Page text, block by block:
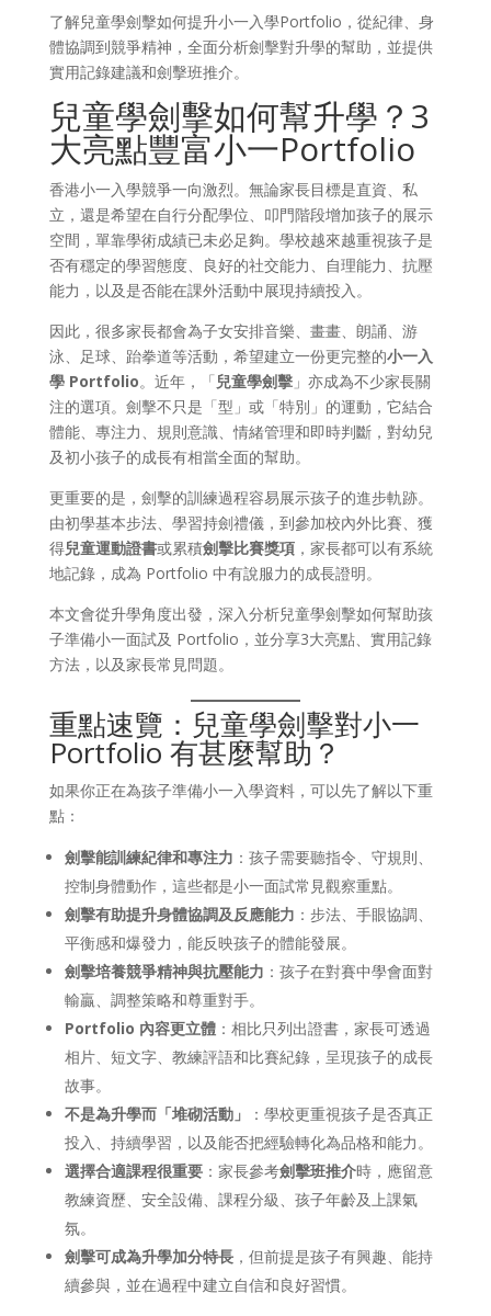
了解兒童學劍擊如何提升小一入學Portfolio，從紀律、身
體協調到競爭精神，全面分析劍擊對升學的幫助，並提供
實用記錄建議和劍擊班推介。
兒童學劍擊如何幫升學？3
大亮點豐富小一Portfolio
香港小一入學競爭一向激烈。無論家長目標是直資、私
立，還是希望在自行分配學位、叩門階段增加孩子的展示
空間，單靠學術成績已未必足夠。學校越來越重視孩子是
否有穩定的學習態度、良好的社交能力、自理能力、抗壓
能力，以及是否能在課外活動中展現持續投入。
因此，很多家長都會為子女安排音樂、畫畫、朗誦、游
泳、足球、跆拳道等活動，希望建立一份更完整的小一入
學 Portfolio。近年，「兒童學劍擊」亦成為不少家長關
注的選項。劍擊不只是「型」或「特別」的運動，它結合
體能、專注力、規則意識、情緒管理和即時判斷，對幼兒
及初小孩子的成長有相當全面的幫助。
更重要的是，劍擊的訓練過程容易展示孩子的進步軌跡。
由初學基本步法、學習持劍禮儀，到參加校內外比賽、獲
得兒童運動證書或累積劍擊比賽獎項，家長都可以有系統
地記錄，成為 Portfolio 中有說服力的成長證明。
本文會從升學角度出發，深入分析兒童學劍擊如何幫助孩
子準備小一面試及 Portfolio，並分享3大亮點、實用記錄
方法，以及家長常見問題。
重點速覽：兒童學劍擊對小一
Portfolio 有甚麼幫助？
如果你正在為孩子準備小一入學資料，可以先了解以下重
點：
劍擊能訓練紀律和專注力 ：孩子需要聽指令、守規則、
控制身體動作，這些都是小一面試常見觀察重點。
劍擊有助提升身體協調及反應能力 ：步法、手眼協調、
平衡感和爆發力，能反映孩子的體能發展。
劍擊培養競爭精神與抗壓能力 ：孩子在對賽中學會面對
輸贏、調整策略和尊重對手。
Portfolio 內容更立體：相比只列出證書，家長可透過
相片、短文字、教練評語和比賽紀錄，呈現孩子的成長
故事。
不是為升學而「堆砌活動」
：學校更重視孩子是否真正
投入、持續學習，以及能否把經驗轉化為品格和能力。
選擇合適課程很重要：家長參考劍擊班推介時，應留意
教練資歷、安全設備、課程分級、孩子年齡及上課氣
氛。
劍擊可成為升學加分特長，但前提是孩子有興趣、能持
續參與，並在過程中建立自信和良好習慣。